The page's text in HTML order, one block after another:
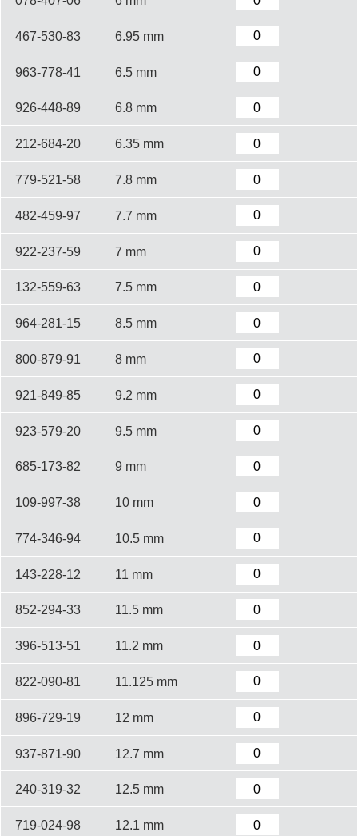
467-530-83 6.95 mm
963-778-41 6.5 mm
926-448-89 6.8 mm
212-684-20 6.35 mm
779-521-58 7.8 mm
482-459-97 7.7 mm
922-237-59 7 mm
132-559-63 7.5 mm
964-281-15 8.5 mm
800-879-91 8 mm
921-849-85 9.2 mm
923-579-20 9.5 mm
685-173-82 9 mm
109-997-38 10 mm
774-346-94 10.5 mm
143-228-12 11 mm
852-294-33 11.5 mm
396-513-51 11.2 mm
822-090-81 11.125 mm
896-729-19 12 mm
937-871-90 12.7 mm
240-319-32 12.5 mm
719-024-98 12.1 mm